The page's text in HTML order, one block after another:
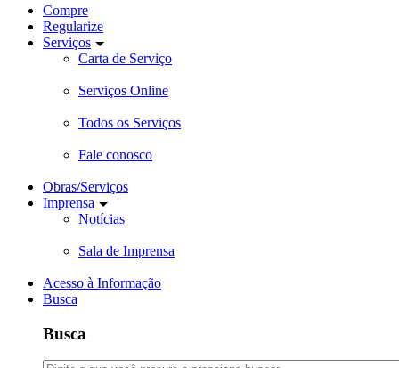
Compre
Regularize
Serviços
Carta de Serviço
Serviços Online
Todos os Serviços
Fale conosco
Obras/Serviços
Imprensa
Notícias
Sala de Imprensa
Acesso à Informação
Busca
Busca